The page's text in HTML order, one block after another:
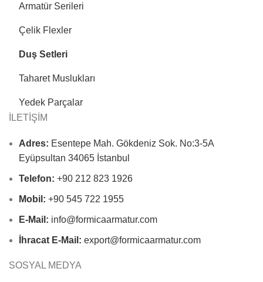
Armatür Serileri
Çelik Flexler
Duş Setleri
Taharet Muslukları
Yedek Parçalar
İLETİŞİM
Adres: Esentepe Mah. Gökdeniz Sok. No:3-5A
Eyüpsultan 34065 İstanbul
Telefon: +90 212 823 1926
Mobil: +90 545 722 1955
E-Mail: info@formicaarmatur.com
İhracat E-Mail: export@formicaarmatur.com
SOSYAL MEDYA